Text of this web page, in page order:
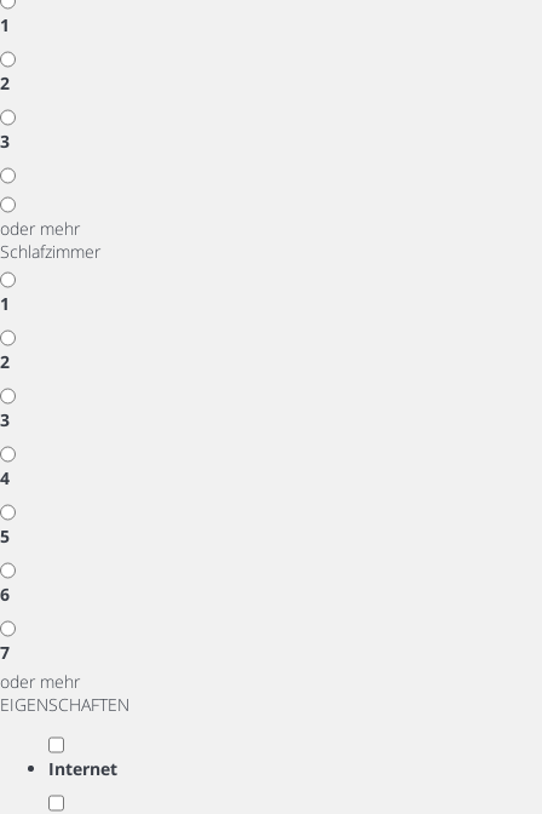
1
2
3
oder mehr
Schlafzimmer
1
2
3
4
5
6
7
oder mehr
EIGENSCHAFTEN
Internet